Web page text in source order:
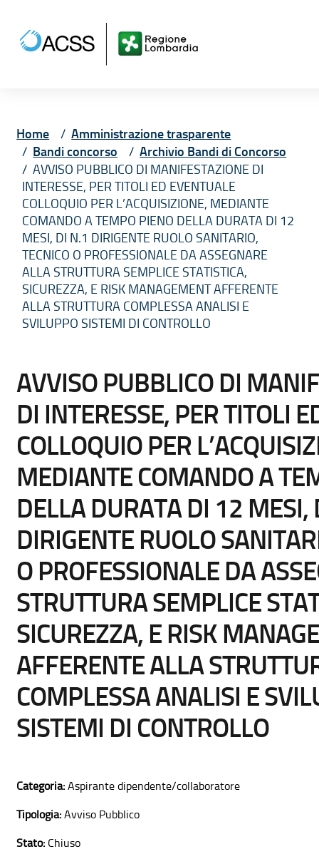
Home
Amministrazione trasparente
Bandi concorso
Archivio Bandi di Concorso
AVVISO PUBBLICO DI MANIFESTAZIONE DI
INTERESSE, PER TITOLI ED EVENTUALE
COLLOQUIO PER L’ACQUISIZIONE, MEDIANTE
COMANDO A TEMPO PIENO DELLA DURATA DI 12
MESI, DI N.1 DIRIGENTE RUOLO SANITARIO,
TECNICO O PROFESSIONALE DA ASSEGNARE
ALLA STRUTTURA SEMPLICE STATISTICA,
SICUREZZA, E RISK MANAGEMENT AFFERENTE
ALLA STRUTTURA COMPLESSA ANALISI E
SVILUPPO SISTEMI DI CONTROLLO
AVVISO PUBBLICO DI
DI INTERESSE, PER TITOLI
COLLOQUIO PER
MEDIANTE COMANDO A
DELLA DURATA DI 12 MESI,
DIRIGENTE RUOLO
O PROFESSIONALE DA
STRUTTURA SEMPLICE
SICUREZZA, E RISK
AFFERENTE ALLA
COMPLESSA ANALISI E
SISTEMI DI CONTROLLO
Categoria:Aspirante dipendente/collaboratore
Tipologia:Avviso Pubblico
Stato: Chiuso